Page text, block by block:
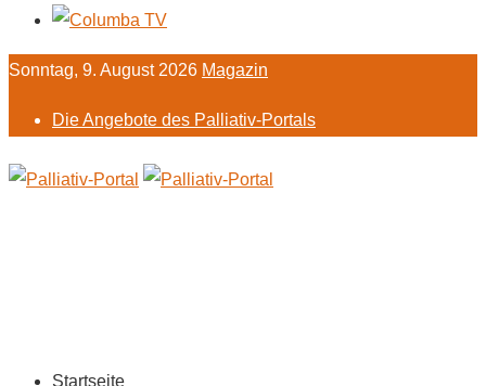
Sonntag, 9. August 2026 Magazin
Die Angebote des Palliativ-Portals
Startseite